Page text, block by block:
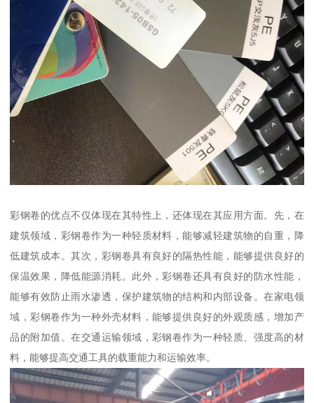
彩钢卷的优点不仅体现在其特性上，还体现在其应用方面。先，在
建筑领域，彩钢卷作为一种轻质材料，能够减轻建筑物的自重，降
低建筑成本。其次，彩钢卷具有良好的隔热性能，能够提供良好的
保温效果，降低能源消耗。此外，彩钢卷还具有良好的防水性能，
能够有效防止雨水渗透，保护建筑物的结构和内部设备。在家电领
域，彩钢卷作为一种外壳材料，能够提供良好的外观质感，增加产
品的附加值。在交通运输领域，彩钢卷作为一种轻质、强度高的材
料，能够提高交通工具的载重能力和运输效率。